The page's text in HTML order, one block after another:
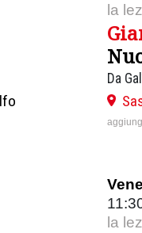
la
Da
la